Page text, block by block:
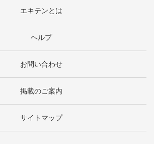
エキテンとは
ヘルプ
お問い合わせ
掲載のご案内
サイトマップ